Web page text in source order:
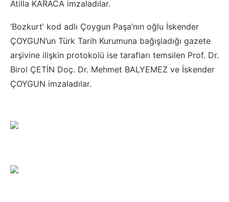
Atilla KARACA imzaladılar.
‘Bozkurt’ kod adlı Çoygun Paşa’nın oğlu İskender
ÇOYGUN’un Türk Tarih Kurumuna bağışladığı gazete
arşivine ilişkin protokolü ise tarafları temsilen Prof. Dr.
Birol ÇETİN Doç. Dr. Mehmet BALYEMEZ ve İskender
ÇOYGUN imzaladılar.